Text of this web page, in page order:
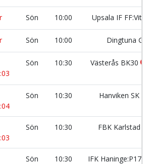
Sön 10:00 Upsala IF FF:Vit 1
Sön 10:00 Dingtuna
Sön 10:30 Västerås BK30
Sön 10:30 Hanviken SK
Sön 10:30 FBK Karlstad
Sön 10:30 IFK Haninge:P17